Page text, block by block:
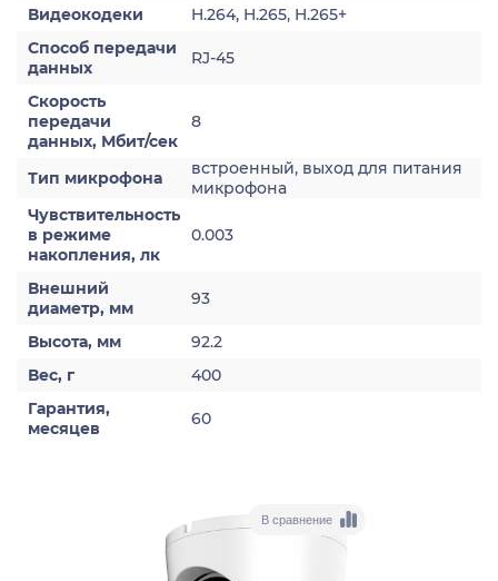
Видеокодеки
H.264, H.265, H.265+
Способ передачи
данных
RJ-45
Скорость
передачи
данных, Мбит/сек
8
Тип микрофона
встроенный, выход для питания
микрофона
Чувствительность
в режиме
накопления, лк
0.003
Внешний
диаметр, мм
93
Высота, мм
92.2
Вес, г
400
Гарантия,
месяцев
60
В сравнение